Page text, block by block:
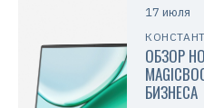
17 июля
ОБЗОР
БИЗНЕСА